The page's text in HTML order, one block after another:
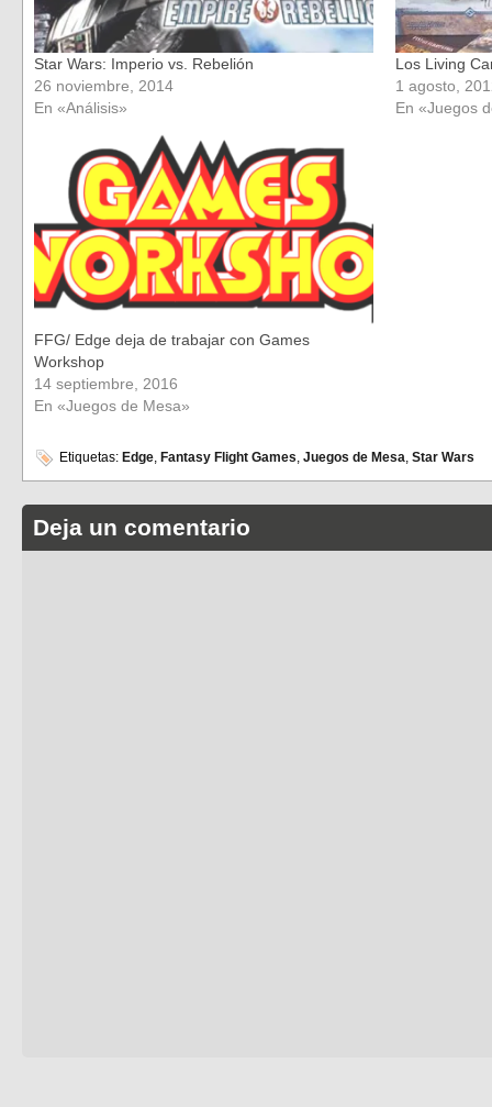
Star Wars: Imperio vs. Rebelión
26 noviembre, 2014
En «Análisis»
Los Living
1 agosto,
En «Juegos
FFG/ Edge deja de trabajar con Games
Workshop
14 septiembre, 2016
En «Juegos de Mesa»
Etiquetas: Edge, Fantasy Flight Games, Juegos de Mesa, Star Wars
Deja un comentario